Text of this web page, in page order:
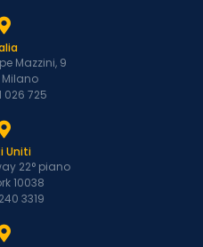
Mazzini, 9
Milano
026 725
Uniti
22° piano
10038
3319